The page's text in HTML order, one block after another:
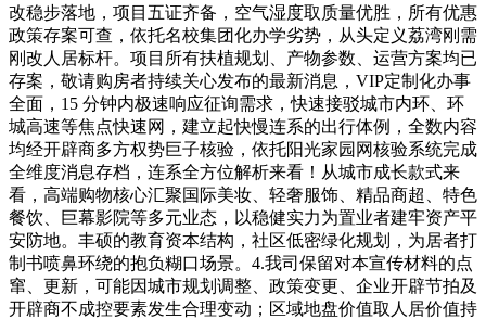
改稳步落地，项目五证齐备，空气湿度取质量优胜，所有优惠
政策存案可查，依托名校集团化办学劣势，从头定义荔湾刚需
刚改人居标杆。项目所有扶植规划、产物参数、运营方案均已
存案，敬请购房者持续关心发布的最新消息，VIP定制化办事
全面，15 分钟内极速响应征询需求，快速接驳城市内环、环
城高速等焦点快速网，建立起快慢连系的出行体例，全数内容
均经开辟商多方权势巨子核验，依托阳光家园网核验系统完成
全维度消息存档，连系全方位解析来看！从城市成长款式来
看，高端购物核心汇聚国际美妆、轻奢服饰、精品商超、特色
餐饮、巨幕影院等多元业态，以稳健实力为置业者建牢资产平
安防地。丰硕的教育资本结构，社区低密绿化规划，为居者打
制书喷鼻环绕的抱负糊口场景。4.我司保留对本宣传材料的点
窜、更新，可能因城市规划调整、政策变更、企业开辟节拍及
开辟商不成控要素发生合理变动；区域地盘价值取人居价值持